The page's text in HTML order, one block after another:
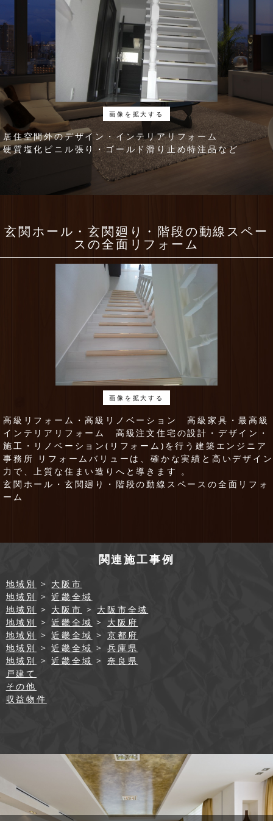
画像を拡大する
居住空間外のデザイン・インテリアリフォーム
硬質塩化ビニル張り・ゴールド滑り止め特注品など
玄関ホール・玄関廻り・階段の動線スペー
スの全面リフォーム
画像を拡大する
高級リフォーム・高級リノベーション 高級家具・最高級
インテリアリフォーム 高級注文住宅の設計・デザイン・
施工・リノベーション(リフォーム)を行う建築エンジニア
事務所 リフォームバリューは、確かな実績と高いデザイン
力で、上質な住まい造りへと導きます 。
玄関ホール・玄関廻り・階段の動線スペースの全面リフォ
ーム
関連施工事例
地域別 > 大阪市
地域別 >近畿全域
地域別 > 大阪市 > 大阪市全域
地域別 >近畿全域 > 大阪府
地域別 >近畿全域 >京都府
地域別 >近畿全域 >兵庫県
地域別 >近畿全域 >奈良県
戸建て
その他
収益物件